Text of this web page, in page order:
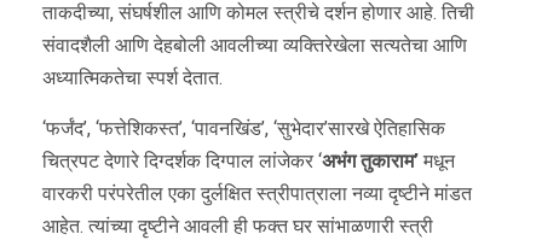
ताकदीच्या, संघर्षशील आणि कोमल स्त्रीचे दर्शन होणार आहे. तिची
संवादशैली आणि देहबोली आवलीच्या व्यक्तिरेखेला सत्यतेचा आणि
अध्यात्मिकतेचा स्पर्श देतात.
‘फर्जंद’, ‘फत्तेशिकस्त’, ‘पावनखिंड’, ‘सुभेदार’सारखे ऐतिहासिक
चित्रपट देणारे दिग्दर्शक दिग्पाल लांजेकर ‘अभंग तुकाराम’ मधून
वारकरी परंपरेतील एका दुर्लक्षित स्त्रीपात्राला नव्या दृष्टीने मांडत
आहेत. त्यांच्या दृष्टीने आवली ही फक्त घर सांभाळणारी स्त्री